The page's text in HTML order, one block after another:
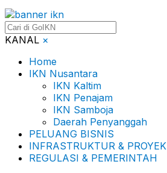
KANAL ×
Home
IKN Nusantara
IKN Kaltim
IKN Penajam
IKN Samboja
Daerah Penyanggah
PELUANG BISNIS
INFRASTRUKTUR & PROYEK
REGULASI & PEMERINTAH